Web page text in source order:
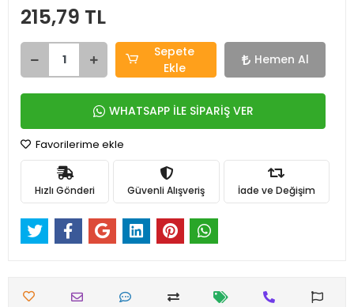
215,79 TL
Sepete
Ekle
Hemen Al
WHATSAPP İLE SİPARİŞ VER
Favorilerime ekle
Hızlı Gönderi Güvenli Alışveriş İade ve Değişim